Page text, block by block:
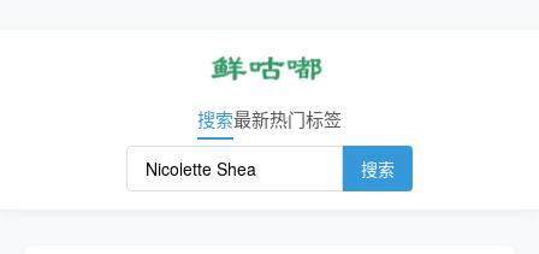
搜索最新热门标签
搜索